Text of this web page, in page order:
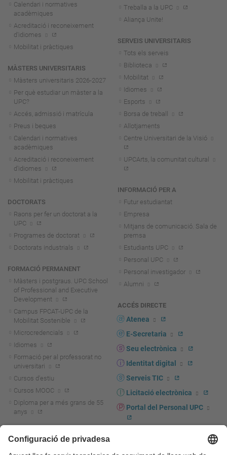
Calendari i normatives
acadèmiques
Acreditació i reconeixement
d'idiomes
Mobilitat i pràctiques
MÀSTERS UNIVERSITARIS
Màsters universitaris 2026-2027
Per què estudiar un màster a la
UPC?
Accés, admissió i matrícula
Preus i beques
Calendari i normatives
acadèmiques
Acreditació i reconeixement
d'idiomes
Mobilitat i pràctiques
DOCTORATS
Raons per fer un doctorat a la
UPC
Programes de doctorat
Doctorats industrials
FORMACIÓ PERMANENT
Màsters i postgraus. UPC School
of Professional and Executive
Development
Campus FPCAT-UPC de la
Mobilitat Sostenible
Microcredencials
Idiomes
Formació per al professorat no
universitari
Cursos d'estiu
Cursos MOOC
Diploma per a més grans de 55
anys
Actualitat R+D+I
Treballa a la UPC
Aliança Unite!
SERVEIS UNIVERSITARIS
Tots els serveis
Biblioteca
Mobilitat
Idiomes
Esports
Borsa de treball
Allotjaments
Centre Universitari de la Visió
UPCArts, la comunitat cultural
INFORMACIÓ PER A
Futur estudiantat
Empresa
Mitjans de comunicació. Sala de
premsa
Estudiants UPC
Personal UPC
Personal investigador
Alumni
ACCÉS DIRECTE
Atenea
E-Secretaria
Seu electrònica
Identitat digital
Serveis TIC
Licitació electrònica
Portal del Personal UPC